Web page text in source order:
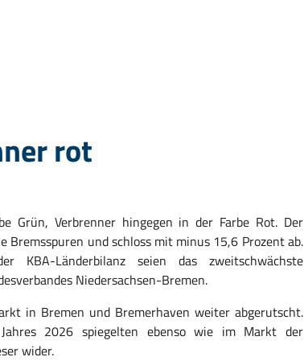
rot
Grün, Verbrenner hingegen in der Farbe Rot. Der
Bremsspuren und schloss mit minus 15,6 Prozent ab.
KBA-Länderbilanz seien das zweitschwächste
Niedersachsen-Bremen.
in Bremen und Bremerhaven weiter abgerutscht.
2026 spiegelten ebenso wie im Markt der
wider.